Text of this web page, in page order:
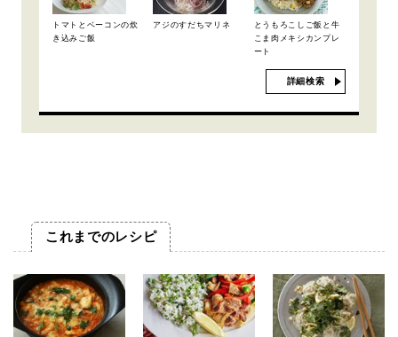
トマトとベーコンの炊
き込みご飯
アジのすだちマリネ
とうもろこしご飯と牛
こま肉メキシカンプレ
ート
詳細検索
これまでのレシピ